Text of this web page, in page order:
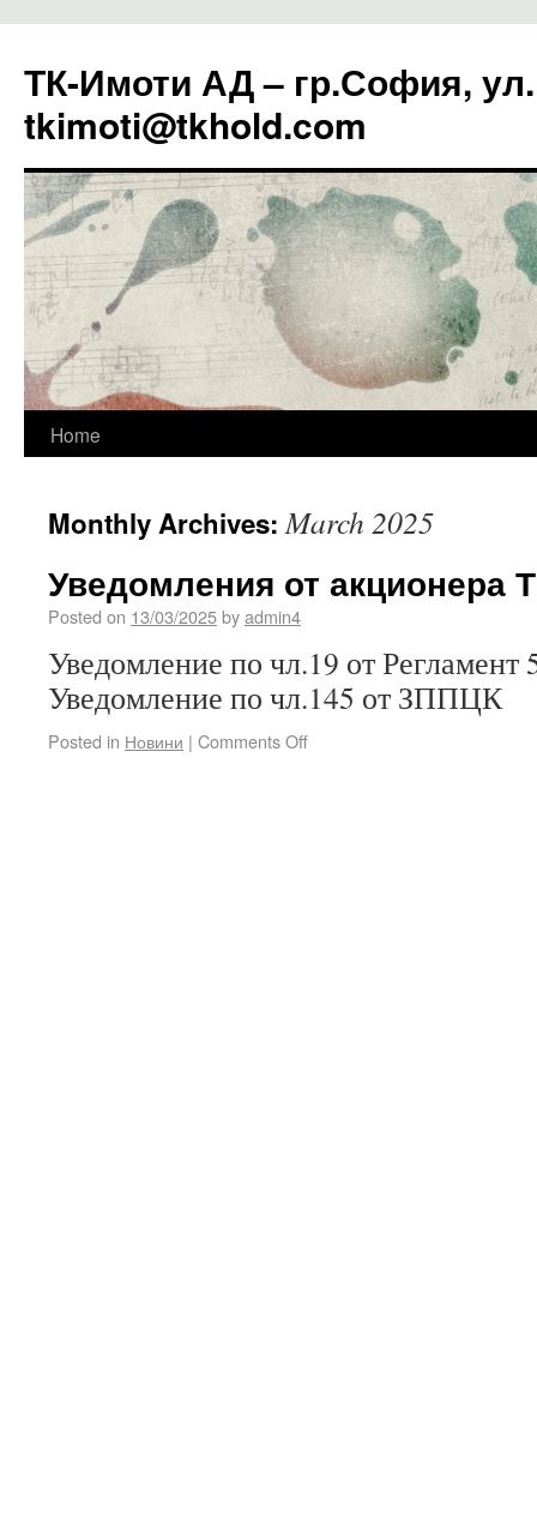
ТК-Имоти АД – гр.София,
tkimoti@tkhold.com
Home
Monthly Archives:March 2025
Уведомления от акционера
Posted on 13/03/2025byadmin4
Уведомление по чл.19 от Регламент
Уведомление по чл.145 от ЗППЦК
Posted in Новини | Comments Off